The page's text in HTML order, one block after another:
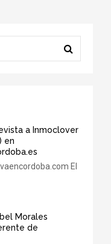
a Inmoclover
en
El
Morales
de